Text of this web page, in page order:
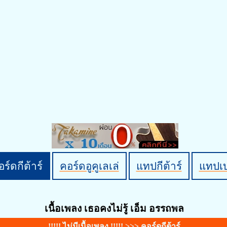
ร์ดกีต้าร์ คอร์ดอูคูเลเล่ แทปกีต้าร์ แทปเ
เนื้อเพลง เธอคงไม่รู้ เอ็ม อรรถพล